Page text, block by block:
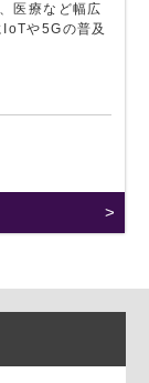
医療など幅広
や5Gの普及